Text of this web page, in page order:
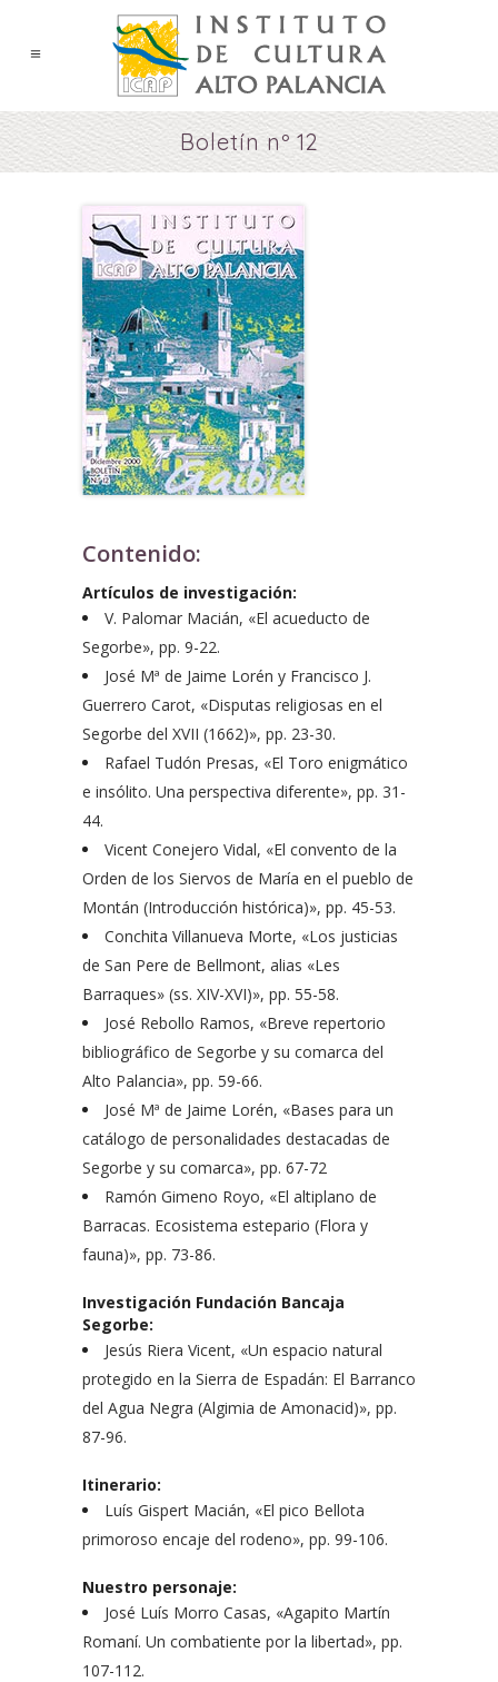
Boletín nº 12
Contenido:
Artículos de investigación:
V. Palomar Macián, «El acueducto de
Segorbe», pp. 9-22.
José Mª de Jaime Lorén y Francisco J.
Guerrero Carot, «Disputas religiosas en el
Segorbe del XVII (1662)», pp. 23-30.
Rafael Tudón Presas, «El Toro enigmático
e insólito. Una perspectiva diferente», pp. 31-
44.
Vicent Conejero Vidal, «El convento de la
Orden de los Siervos de María en el pueblo de
Montán (Introducción histórica)», pp. 45-53.
Conchita Villanueva Morte, «Los justicias
de San Pere de Bellmont, alias «Les
Barraques» (ss. XIV-XVI)», pp. 55-58.
José Rebollo Ramos, «Breve repertorio
bibliográfico de Segorbe y su comarca del
Alto Palancia», pp. 59-66.
José Mª de Jaime Lorén, «Bases para un
catálogo de personalidades destacadas de
Segorbe y su comarca», pp. 67-72
Ramón Gimeno Royo, «El altiplano de
Barracas. Ecosistema estepario (Flora y
fauna)», pp. 73-86.
Investigación Fundación Bancaja
Segorbe:
Jesús Riera Vicent, «Un espacio natural
protegido en la Sierra de Espadán: El Barranco
del Agua Negra (Algimia de Amonacid)», pp.
87-96.
Itinerario:
Luís Gispert Macián, «El pico Bellota
primoroso encaje del rodeno», pp. 99-106.
Nuestro personaje:
José Luís Morro Casas, «Agapito Martín
Romaní. Un combatiente por la libertad», pp.
107-112.